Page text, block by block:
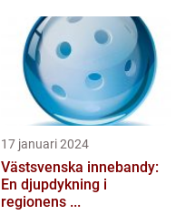
17 januari 2024
Västsvenska innebandy:
En djupdykning i
regionens ...